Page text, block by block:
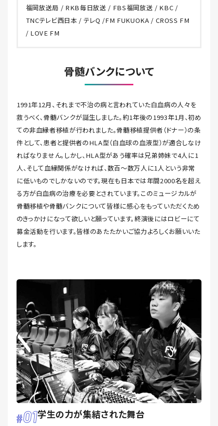
福岡放送局 / RKB毎日放送 / FBS福岡放送 / KBC /
TNCテレビ西日本 / テレQ /FM FUKUOKA / CROSS FM
/ LOVE FM
骨髄バンクについて
1991年12月、それまで不治の病と言われていた白血病の人々を
救うべく、骨髄バンクが誕生しました。約1年後の1993年1月、初め
ての非血縁者移植が行われました。骨髄移植提供者（ドナー）の条
件として、患者と提供者のHLA型（白血球の血液型）が適合しなけ
ればなりません。しかし、HLA型があう確率は兄弟姉妹で4人に1
人、そして血縁関係がなければ、数百～数万人に1人という非常
に低いものでしかないのです。現在も日本では年間2000名を超え
る方が白血病の治療を必要とされています。このミュージカルが
骨髄移植や骨髄バンクについて皆様に感心をもっていただくため
のきっかけになって欲しいと願っています。終演後にはロビーにて
募金活動を行います。皆様のあたたかいご協力よろしくお願いいた
します。
01学生の力が集結された舞台